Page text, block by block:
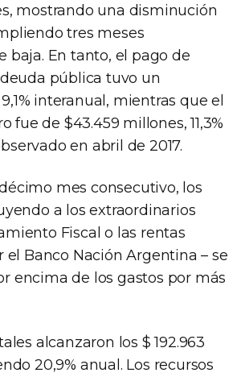
mostrando una disminución
tres meses
baja. En tanto, el pago de
pública tuvo un
interanual, mientras que el
fue de $43.459 millones, 11,3%
en abril de 2017.
mes consecutivo, los
a los extraordinarios
Fiscal o las rentas
el Banco Nación Argentina – se
encima de los gastos por más
alcanzaron los $ 192.963
20,9% anual. Los recursos